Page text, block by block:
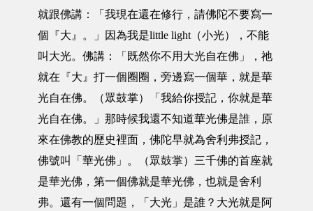
就跟佛講：「我現在還在修行，請佛陀不要寫一
個『大』。」因為我是little light（小光），不能
叫大光。佛講：「既然你不用大光自在佛」，祂
就在『大』打一個圈圈，旁邊寫一個華，就是華
光自在佛。（眾鼓掌）「我給你授記，你就是華
光自在佛。」那時候我還不知道華光佛是誰，原
來在佛教的歷史裡面，佛陀早就為舍利弗授記，
佛號叫「華光佛」。（眾鼓掌）三千佛的首座就
是華光佛，第一個佛就是華光佛，也就是舍利
弗。還有一個問題，「大光」是誰？大光就是阿